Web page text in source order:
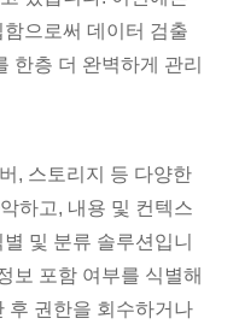
으로써 데이터 검출
한층 더 완벽하게 관리
, 스토리지 등 다양한
하고, 내용 및 컨텍스
및 분류 솔루션입니
보 포함 여부를 식별해
후 권한을 회수하거나